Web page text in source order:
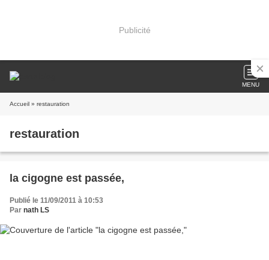
Publicité
MENU
Accueil » restauration
restauration
la cigogne est passée,
Publié le 11/09/2011 à 10:53
Par nath LS